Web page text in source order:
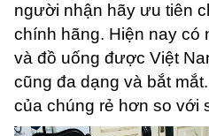
người nhận hãy ưu tiên
chính hãng. Hiện nay có
và đồ uống được Việt
cũng đa dạng và bắt
của chúng rẻ hơn so với